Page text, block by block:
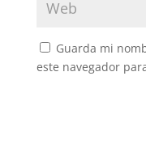
Guarda mi
este navegador